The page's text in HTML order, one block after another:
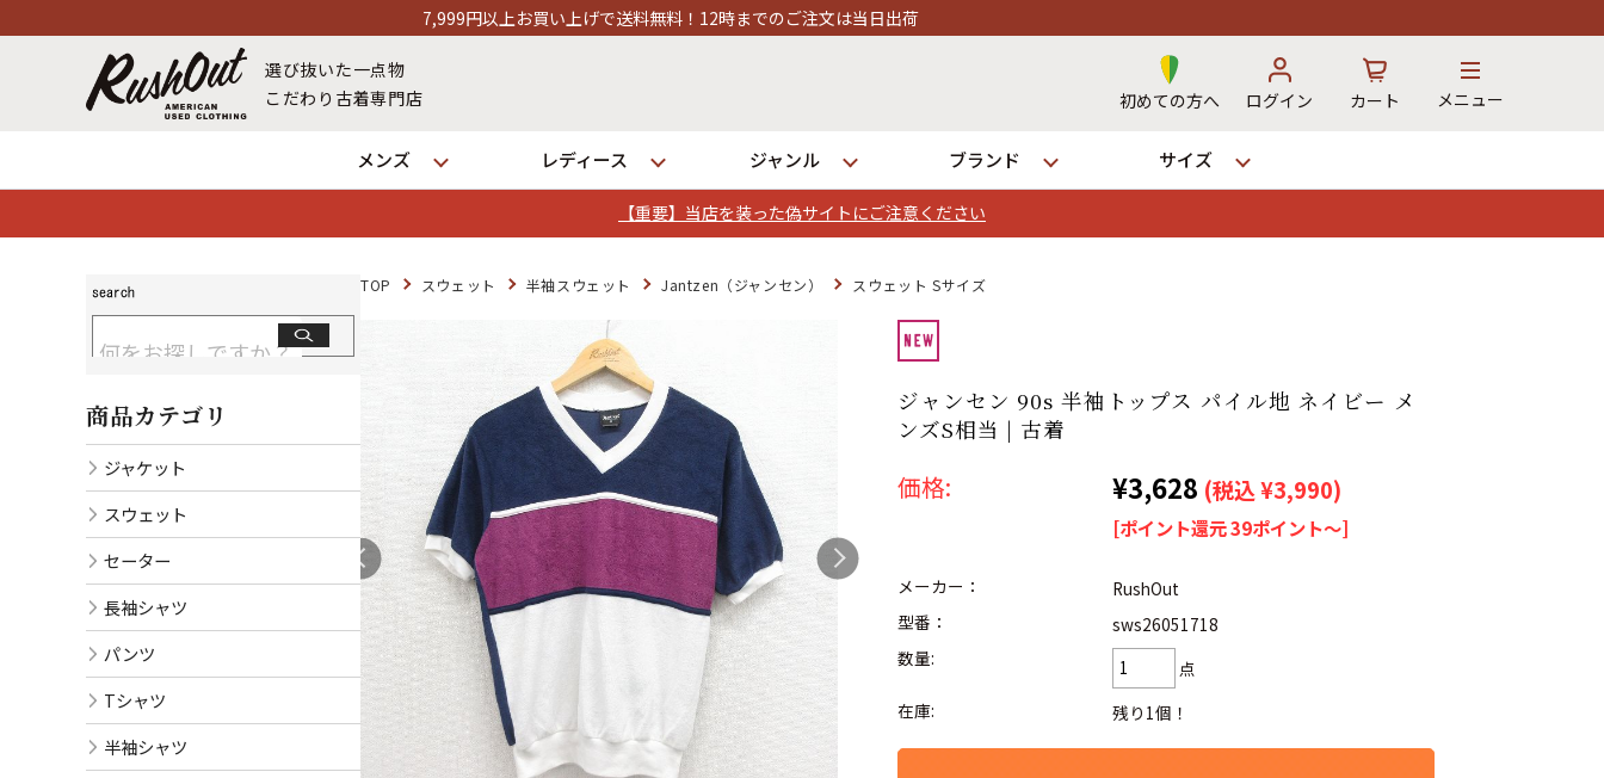
【重要】当店を装った偽サイトにご注意ください
7,999円以上お買い上げで送料無料！12時までのご注文は当日出荷
選び抜いた一点物
こだわり古着専門店
初めての方へ ログイン カート メニュー
メンズ レディース ジャンル ブランド サイズ
ログイン
発送について ※対応不可：日祝、長期休暇、セール
Search by Hotword 今週のHOTワード（6/29〜7/28）
1 USA製
4 メンズ パンツ ショート
TOP スウェット 半袖スウェット Jantzen（ジャンセン） スウェット Sサイズ
ジャンセン 90s 半袖トップス パイル地 ネイビー メ
ンズS相当 | 古着
価格: ¥3,628 (税込 ¥3,990)
[ポイント還元 39ポイント～]
メーカー：
RushOut
型番：
sws26051718
数量:
点
在庫:
残り1個！
商品カテゴリ
ジャケット
スウェット
セーター
長袖シャツ
パンツ
Tシャツ
半袖シャツ